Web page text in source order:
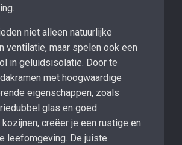
niet alleen natuurlijke
ventilatie, maar spelen ook een
in geluidsisolatie. Door te
met hoogwaardige
eigenschappen, zoals
glas en goed
creëer je een rustige en
leefomgeving. De juiste